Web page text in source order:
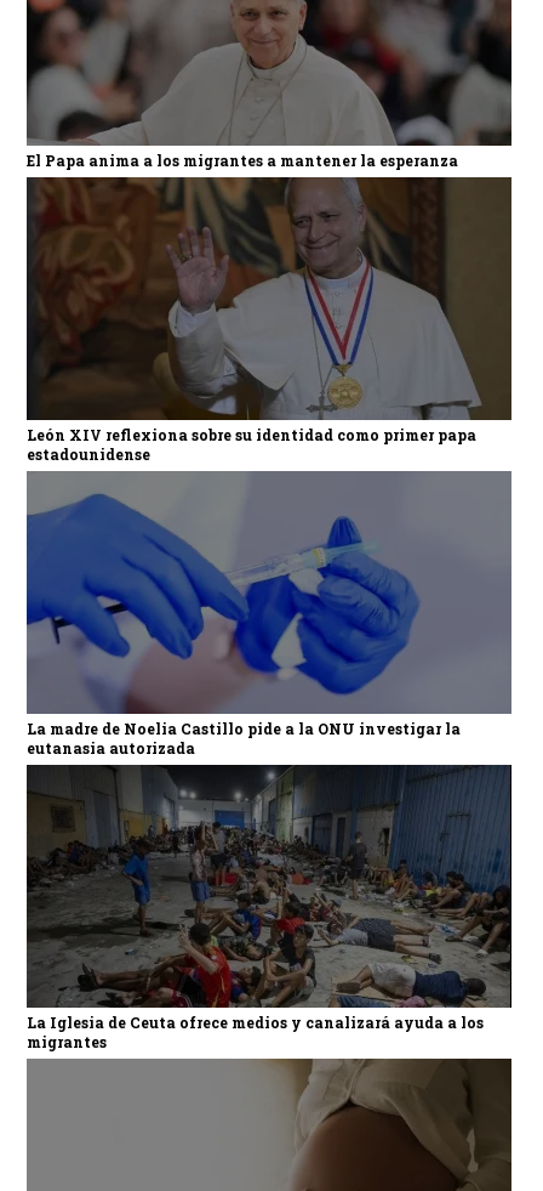
El Papa anima a los migrantes a mantener la esperanza
León XIV reflexiona sobre su identidad como primer papa
estadounidense
La madre de Noelia Castillo pide a la ONU investigar la
eutanasia autorizada
La Iglesia de Ceuta ofrece medios y canalizará ayuda a los
migrantes